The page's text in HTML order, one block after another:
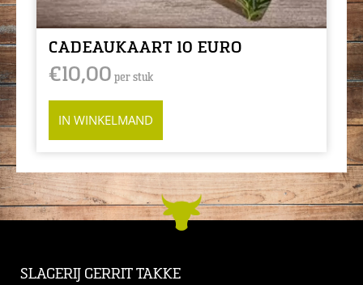
CADEAUKAART 10 EURO
€10,00 per stuk
IN WINKELMAND
SLAGERIJ GERRIT TAKKE